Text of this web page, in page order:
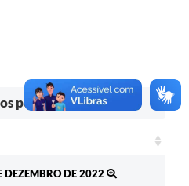
por assunto
DE 2022